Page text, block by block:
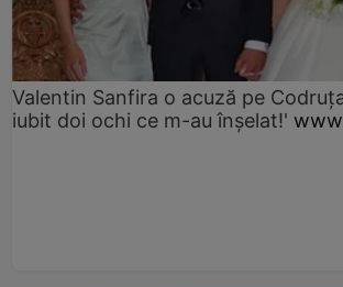
Valentin Sanfira o acuză pe
iubit doi ochi ce m-au înșelat!'